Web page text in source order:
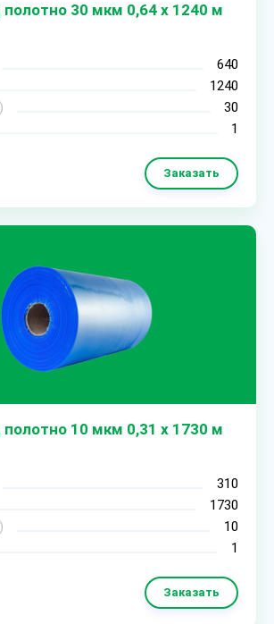
30 мкм 0,64 х 1240 м
640
1240
30
1
Заказать
10 мкм 0,31 х 1730 м
310
1730
10
1
Заказать